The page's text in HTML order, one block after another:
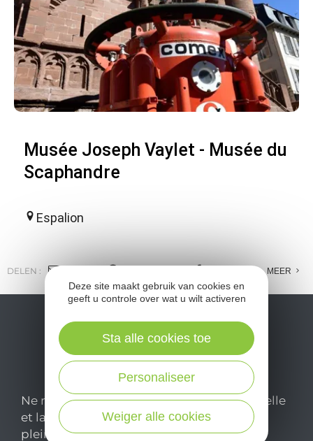
Musée Joseph Vaylet - Musée du
Scaphandre
Espalion
DELEN : MEER
Ne manquez pas notre newsletter mensuelle
et laissez-vous inspirer pour profiter
pleinement de votre séjour en Aveyron.
Deze site maakt gebruik van cookies en
geeft u controle over wat u wilt activeren
Weiger alle cookies
Personaliseer
Sta alle cookies toe